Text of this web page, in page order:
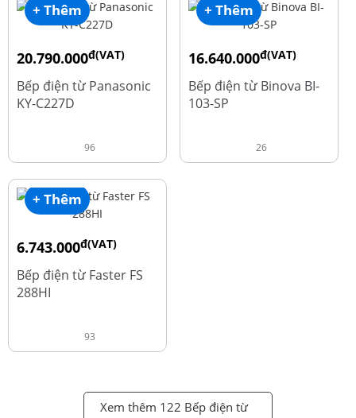
+ Thêm
20.790.000đ(VAT)
25.990.000
Bếp điện từ Panasonic
KY-C227D
96
+ Thêm
16.640.000đ(VAT)
20.800.000
Bếp điện từ Binova BI-
103-SP
26
+ Thêm
6.743.000đ(VAT)
8.990.000
Bếp điện từ Faster FS
288HI
93
Xem thêm 122 Bếp điện từ